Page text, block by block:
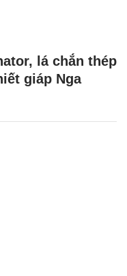
lá chắn thép
giáp Nga